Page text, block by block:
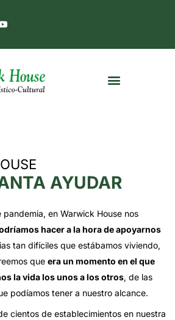
o
u
Menú
AYUDAR
en Warwick House nos
hacer a la hora de apoyarnos
tan difíciles que estábamos viviendo,
que era un momento en el que
la vida los unos a los otros, de las
podíamos tener a nuestro alcance.
cientos de establecimientos en nuestra